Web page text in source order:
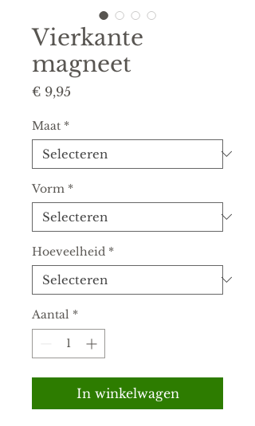
Vierkante
magneet
€ 9,95
Maat *
Vorm *
Hoeveelheid *
Aantal *
In winkelwagen